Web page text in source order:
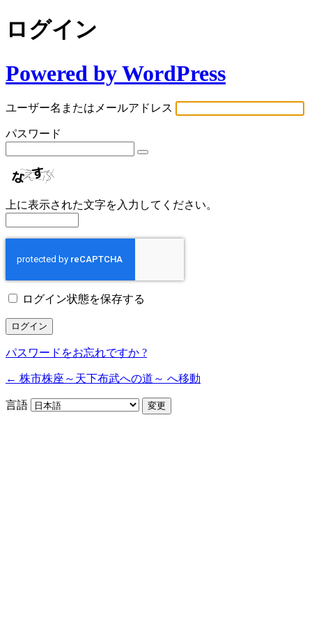
ログイン
Powered by WordPress
ユーザー名またはメールアドレス
パスワード
上に表示された文字を入力してください。
ログイン状態を保存する
パスワードをお忘れですか ?
← 株市株座～天下布武への道～ へ移動
言語